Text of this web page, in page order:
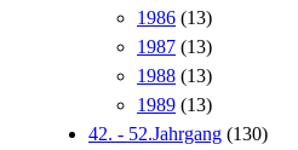
1986 (13)
1987 (13)
1988 (13)
1989 (13)
42. - 52.Jahrgang (130)